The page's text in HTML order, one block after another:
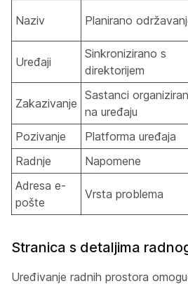
Naziv Planirano
Uređaji
Sinkronizirano s
direktorijem
Zakazivanje
Sastanci
na uređaju
Pozivanje
Platforma uređaja
Radnje
Napomene
Adresa e-
pošte
Vrsta problema
Stranica s detaljima
Uređivanje radnih prostora